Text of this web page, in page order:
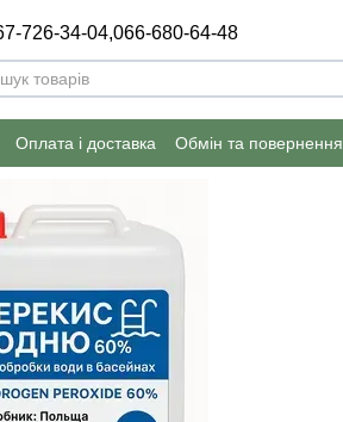
726-34-04,066-680-64-48
Оплата і доставка Обмін та повернення